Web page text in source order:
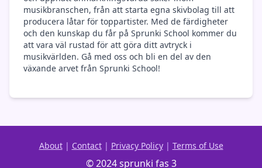
musikbranschen, från att starta egna skivbolag till att
producera låtar för toppartister. Med de färdigheter
och den kunskap du får på Sprunki School kommer du
att vara väl rustad för att göra ditt avtryck i
musikvärlden. Gå med oss och bli en del av den
växande arvet från Sprunki School!
About| Contact| Privacy Policy| Terms of Use
© 2024 sprunki fas 3